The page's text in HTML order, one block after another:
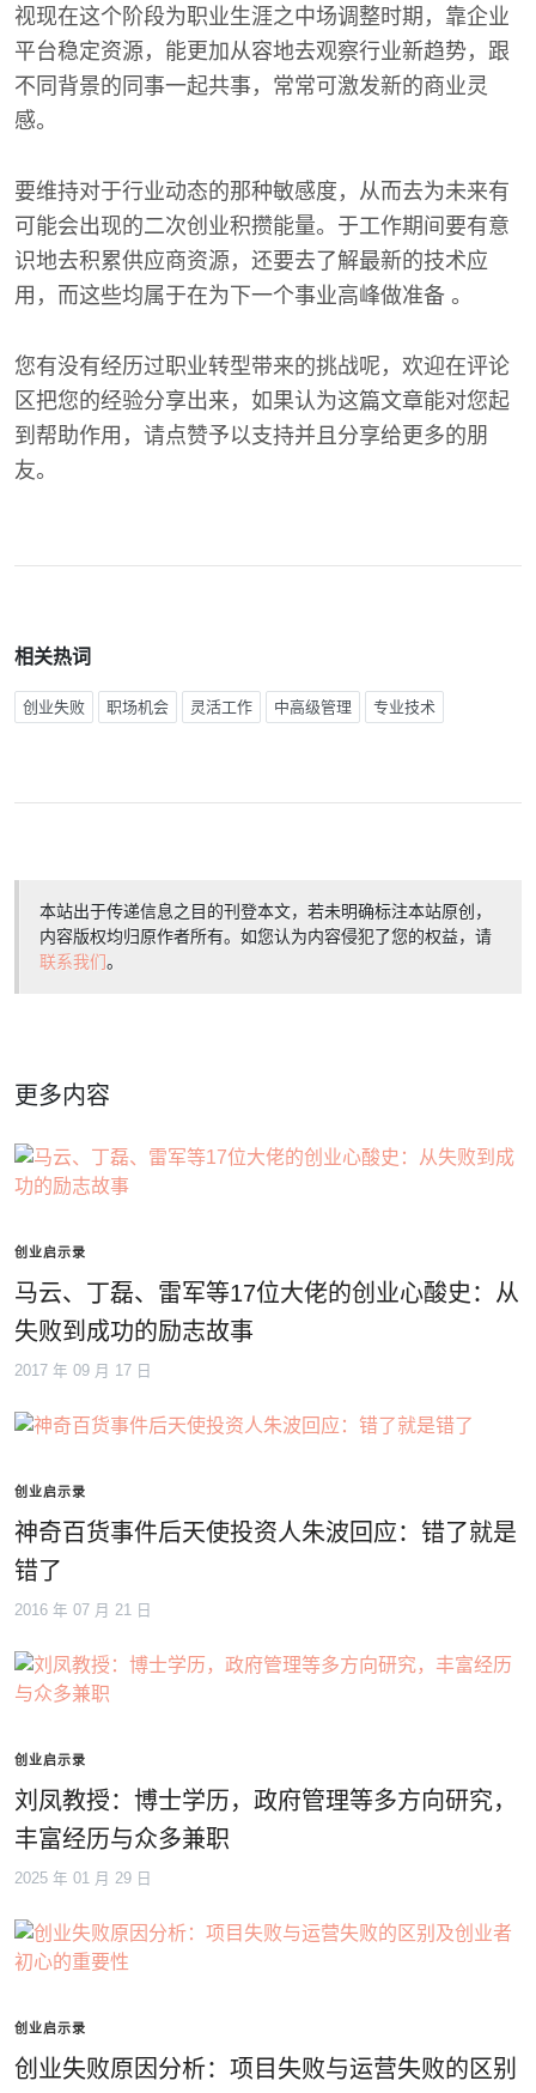
视现在这个阶段为职业生涯之中场调整时期，靠企业
平台稳定资源，能更加从容地去观察行业新趋势，跟
不同背景的同事一起共事，常常可激发新的商业灵
感。
要维持对于行业动态的那种敏感度，从而去为未来有
可能会出现的二次创业积攒能量。于工作期间要有意
识地去积累供应商资源，还要去了解最新的技术应
用，而这些均属于在为下一个事业高峰做准备 。
您有没有经历过职业转型带来的挑战呢，欢迎在评论
区把您的经验分享出来，如果认为这篇文章能对您起
到帮助作用，请点赞予以支持并且分享给更多的朋
友。
相关热词
创业失败 职场机会 灵活工作 中高级管理 专业技术
本站出于传递信息之目的刊登本文，若未明确标注本站原创，
内容版权均归原作者所有。如您认为内容侵犯了您的权益，请
联系我们。
更多内容
创业启示录
马云、丁磊、雷军等17位大佬的创业心酸史：从
失败到成功的励志故事
2017 年 09 月 17 日
创业启示录
神奇百货事件后天使投资人朱波回应：错了就是
错了
2016 年 07 月 21 日
创业启示录
刘凤教授：博士学历，政府管理等多方向研究，
丰富经历与众多兼职
2025 年 01 月 29 日
创业启示录
创业失败原因分析：项目失败与运营失败的区别